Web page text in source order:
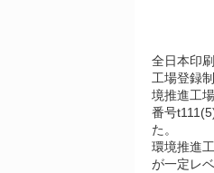
全日本印
工場登録
境推進工
番号
た。
環境推進
が一定レ